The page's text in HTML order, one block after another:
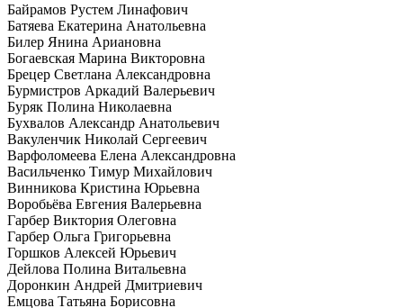
Байрамов Рустем Линафович
Батяева Екатерина Анатольевна
Билер Янина Ариановна
Богаевская Марина Викторовна
Брецер Светлана Александровна
Бурмистров Аркадий Валерьевич
Буряк Полина Николаевна
Бухвалов Александр Анатольевич
Вакуленчик Николай Сергеевич
Варфоломеева Елена Александровна
Васильченко Тимур Михайлович
Винникова Кристина Юрьевна
Воробьёва Евгения Валерьевна
Гарбер Виктория Олеговна
Гарбер Ольга Григорьевна
Горшков Алексей Юрьевич
Дейлова Полина Витальевна
Доронкин Андрей Дмитриевич
Емцова Татьяна Борисовна